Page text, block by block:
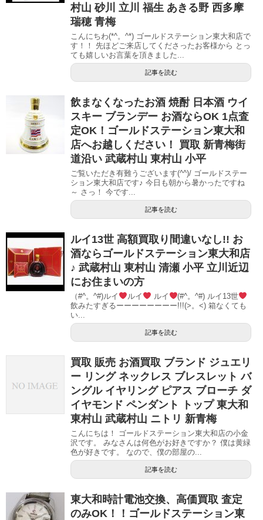
村山 砂川 立川 福生 あきる野 西多摩
瑞穂 青梅
こんにちわ(*^。^*) ゴールドステーション東大和店で
す！！ 先ほどご来店してくださったお客様から とっ
ても嬉しいお言葉を頂きました...
記事を読む
飲まなくなったお酒 焼酎 日本酒 ウイ
スキー ブランデー お酒ならOK 1点査
定OK！ゴールドステーション東大和
店へお越しください！ 買取 新青梅街
道沿い 武蔵村山 東村山 小平
ご覧いただき有難うございます(^^)/ ゴールドステー
ション東大和店です♪ 今日も朝から暑かったですね
～ さっ！ 今です...
記事を読む
ルイ13世 高額買取り間違いなし!! お
酒ならゴールドステーション東大和店
♪ 武蔵村山 東村山 清瀬 小平 立川近辺
にお住まいの方
（#^。^#)ルイ ルイ ルイ
(#^。^#) ルイ13世
飲みたすぎるーーーーーーーー!!!(>。<) 箱なくても
い...
記事を読む
買取 販売 お酒買取 ブランド ジュエリ
ー リング ネックレス ブレスレット バ
ングル イヤリング ピアス ブローチ ダ
イヤモンド ペンダント トップ 東大和
東村山 武蔵村山 ニトリ 新青梅
こんにちは！ ゴールドステーション東大和店の小金
沢です。 みなさんは何色がお好きですか？ 僕は黄緑
色が好きです。 なので、僕の部屋の...
記事を読む
東大和時計電池交換、高価買取 査定
のみOK！！ゴールドステーション東